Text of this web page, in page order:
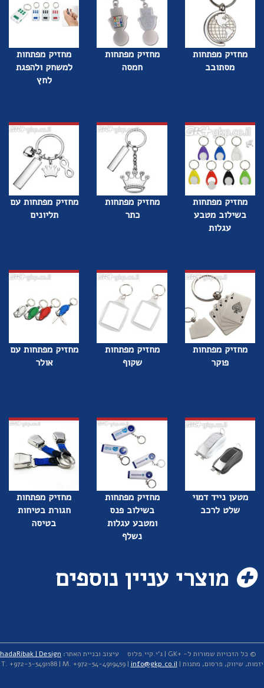
מחזיק מפתחות
מסתובב
מחזיק מפתחות
חמסה
מחזיק מפתחות
למשחק ולהפגת
לחץ
מחזיק מפתחות
בשילוב מטבע
עגלות
מחזיק מפתחות
כתר
מחזיק מפתחות עם
תליונים
מחזיק מפתחות
פוקר
מחזיק מפתחות
שקוף
מחזיק מפתחות עם
אולר
מטען נייד דמוי
שלט לרכב
מחזיק מפתחות
בשילוב פנס
ומטבע עגלות
נשלף
מחזיק מפתחות
חגורת בטיחות
בטיסה
מוצרי עניין נוספים
עיצוב ובניית האתר: hadaRibak | Design
© כל הזכויות שמורות ל- +GK | ג'י.קיי.פלוס
יזמות, שיווק, פרסום, מתנות | T. +972-3-5491188 | M. +972-54-4919459 | info@gkp.co.il